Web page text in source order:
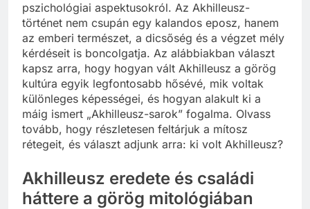
pszichológiai aspektusokról. Az Akhilleusz-
történet nem csupán egy kalandos eposz, hanem
az emberi természet, a dicsőség és a végzet mély
kérdéseit is boncolgatja. Az alábbiakban választ
kapsz arra, hogy hogyan vált Akhilleusz a görög
kultúra egyik legfontosabb hősévé, mik voltak
különleges képességei, és hogyan alakult ki a
máig ismert „Akhilleusz-sarok” fogalma. Olvass
tovább, hogy részletesen feltárjuk a mítosz
rétegeit, és választ adjunk arra: ki volt Akhilleusz?
Akhilleusz eredete és családi
háttere a görög mitológiában